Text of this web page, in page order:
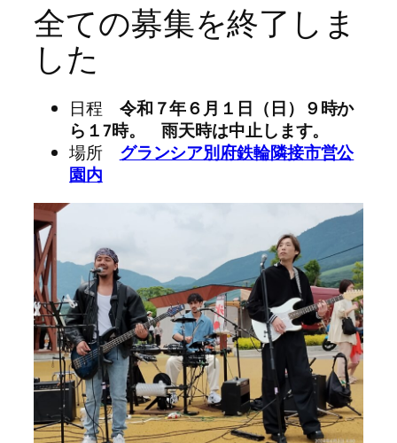
全ての募集を終了しま
した
日程 令和７年６月１日（日）９時か
ら１7時。 雨天時は中止します。
場所 グランシア別府鉄輪隣接市営公
園内